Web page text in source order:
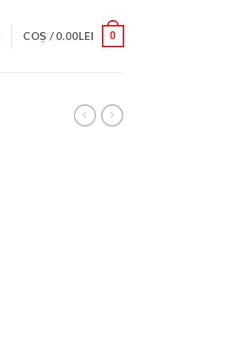
COȘ /0.00LEI 0